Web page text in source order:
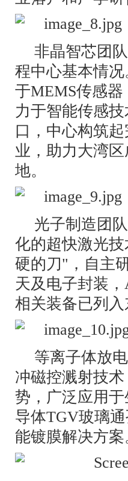
非晶智芯团
程中心基本情
于MEMS传感
力于智能传感
口，中心构筑
业，助力大湾
地。
光子制造团
化的超快激光
硬的刀"，自主
天及电子封装
相关装备已列入
等离子体放
冲磁控溅射技
势，广泛应用
导体TGV玻璃
能镀膜解决方案